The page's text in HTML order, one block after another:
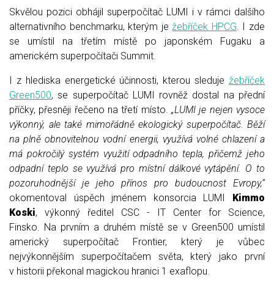
Skvělou pozici obhájil superpočítač LUMI i v rámci dalšího
alternativního benchmarku, kterým je žebříček HPCG . I zde
se umístil na třetím místě po japonském Fugaku a
americkém superpočítači Summit.
I z hlediska energetické účinnosti, kterou sleduje žebříček
Green500, se superpočítač LUMI rovněž dostal na přední
příčky, přesněji řečeno na třetí místo. „LUMI je nejen vysoce
výkonný, ale také mimořádně ekologický superpočítač. Běží
na plně obnovitelnou vodní energii, využívá volné chlazení a
má pokročilý systém využití odpadního tepla, přičemž jeho
odpadní teplo se využívá pro místní dálkové vytápění. O to
pozoruhodnější je jeho přínos pro budoucnost Evropy,“
okomentoval úspěch jménem konsorcia LUMI Kimmo
Koski, výkonný ředitel CSC - IT Center for Science,
Finsko. Na prvním a druhém místě se v Green500 umístil
americký superpočítač Frontier, který je vůbec
nejvýkonnějším superpočítačem světa, který jako první
v historii překonal magickou hranici 1 exaflopu.